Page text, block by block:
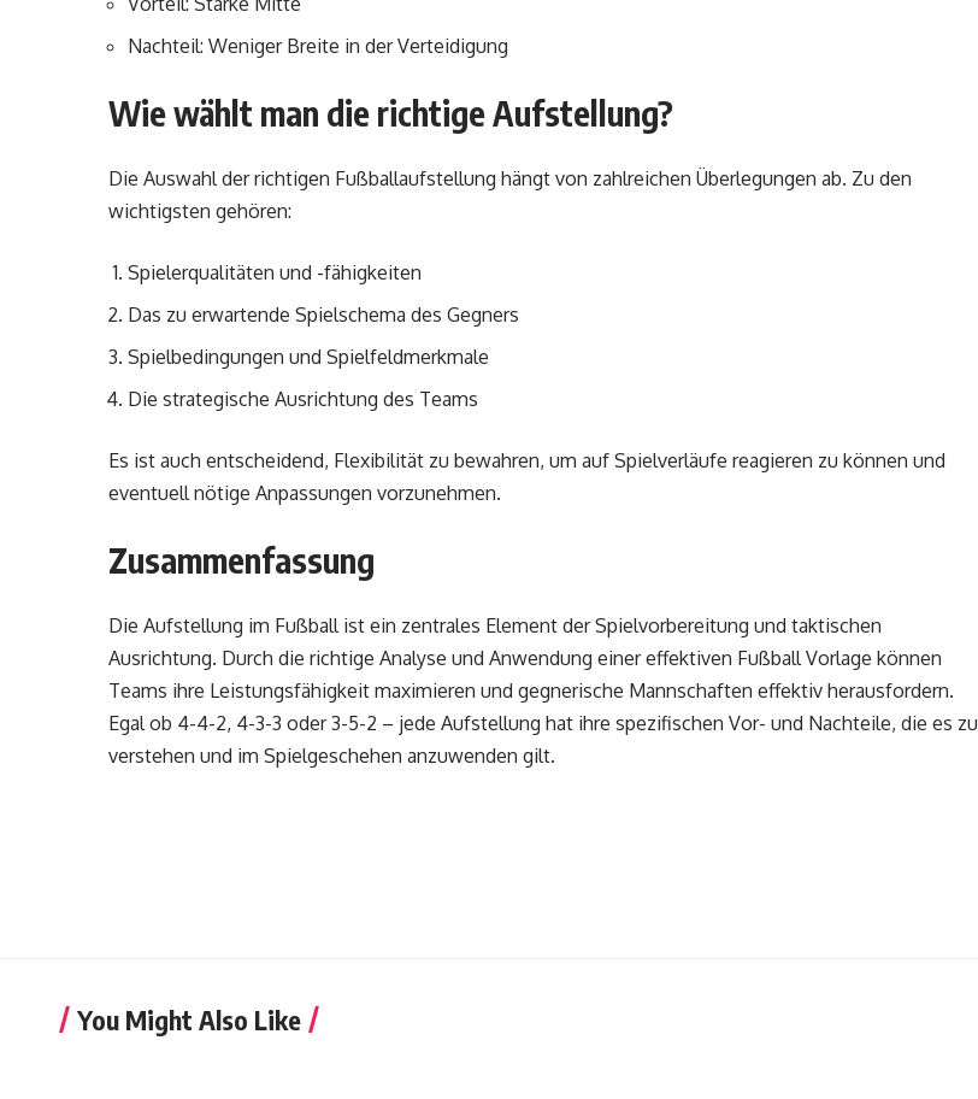
Nachteil: Weniger Breite in der Verteidigung
Wie wählt man die richtige Aufstellung?
Die Auswahl der richtigen Fußballaufstellung hängt von zahlreichen Überlegungen ab. Zu den
wichtigsten gehören:
Spielerqualitäten und -fähigkeiten
Das zu erwartende Spielschema des Gegners
Spielbedingungen und Spielfeldmerkmale
Die strategische Ausrichtung des Teams
Es ist auch entscheidend, Flexibilität zu bewahren, um auf Spielverläufe reagieren zu können und
eventuell nötige Anpassungen vorzunehmen.
Zusammenfassung
Die Aufstellung im Fußball ist ein zentrales Element der Spielvorbereitung und taktischen
Ausrichtung. Durch die richtige Analyse und Anwendung einer effektiven Fußball Vorlage können
Teams ihre Leistungsfähigkeit maximieren und gegnerische Mannschaften effektiv herausfordern.
Egal ob 4-4-2, 4-3-3 oder 3-5-2 – jede Aufstellung hat ihre spezifischen Vor- und Nachteile, die es zu
verstehen und im Spielgeschehen anzuwenden gilt.
You Might Also Like